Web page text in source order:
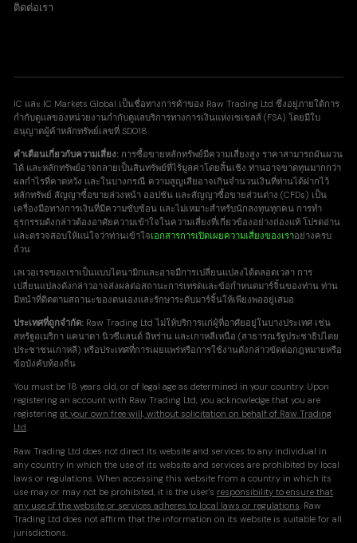
ติดต่อเรา
IC และ IC Markets Global เป็นชื่อทางการค้าของ Raw Trading Ltd ซึ่งอยู่ภายใต้การ
กำกับดูแลของหน่วยงานกำกับดูแลบริการทางการเงินแห่งเซเชลส์ (FSA) โดยมีใบ
อนุญาตผู้ค้าหลักทรัพย์เลขที่ SD018
คำเตือนเกี่ยวกับความเสี่ยง: การซื้อขายหลักทรัพย์มีความเสี่ยงสูง ราคาสามารถผันผวน
ได้ และหลักทรัพย์อาจกลายเป็นสินทรัพย์ที่ไร้มูลค่าโดยสิ้นเชิง ท่านอาจขาดทุนมากกว่า
ผลกำไรที่คาดหวัง และในบางกรณี ความสูญเสียอาจเกินจำนวนเงินที่ท่านได้ฝากไว้
หลักทรัพย์ สัญญาซื้อขายล่วงหน้า ออปชัน และสัญญาซื้อขายส่วนต่าง (CFDs) เป็น
เครื่องมือทางการเงินที่มีความซับซ้อน และไม่เหมาะสำหรับนักลงทุนทุกคน การทำ
ธุรกรรมดังกล่าวต้องอาศัยความเข้าใจในความเสี่ยงที่เกี่ยวข้องอย่างถ่องแท้ โปรดอ่าน
และตรวจสอบให้แน่ใจว่าท่านเข้าใจเอกสารการเปิดเผยความเสี่ยงของเราอย่างครบ
ถ้วน
เลเวอเรจของเราเป็นแบบไดนามิกและอาจมีการเปลี่ยนแปลงได้ตลอดเวลา การ
เปลี่ยนแปลงดังกล่าวอาจส่งผลต่อสถานะการเทรดและข้อกำหนดมาร์จิ้นของท่าน ท่าน
มีหน้าที่ติดตามสถานะของตนเองและรักษาระดับมาร์จิ้นให้เพียงพออยู่เสมอ
ประเทศที่ถูกจำกัด: Raw Trading Ltd ไม่ให้บริการแก่ผู้ที่อาศัยอยู่ในบางประเทศ เช่น
สหรัฐอเมริกา แคนาดา นิวซีแลนด์ อิหร่าน และเกาหลีเหนือ (สาธารณรัฐประชาธิปไตย
ประชาชนเกาหลี) หรือประเทศที่การเผยแพร่หรือการใช้งานดังกล่าวขัดต่อกฎหมายหรือ
ข้อบังคับท้องถิ่น
You must be 18 years old, or of legal age as determined in your country. Upon
registering an account with Raw Trading Ltd, you acknowledge that you are
registeringat your own free will, without solicitation on behalf of Raw Trading
Ltd.
Raw Trading Ltd does not direct its website and services to any individual in
any country in which the use of its website and services are prohibited by local
laws or regulations. When accessing this website from a country in which its
use may or may not be prohibited, it is the user's responsibility to ensure that
any use of the website or services adheres to local laws or regulations. Raw
Trading Ltd does not affirm that the information on its website is suitable for all
jurisdictions.